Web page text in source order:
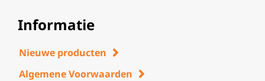
Informatie
Nieuwe producten
Algemene Voorwaarden